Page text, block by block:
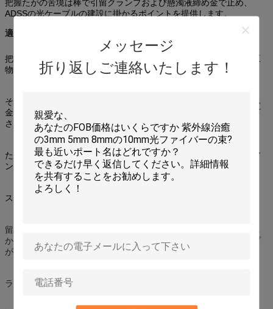
メッセージ
折り返しご連絡いたします！
把握たがの苦境は棒で引留クランプおよび懸濁液締め金で止め、
ADSSの光ケーブルの建設に掛かるポイントを提供します。
適用:
把握たがはまたはいわゆる材料を使用することで別の物質的な人工
物をwaling。
それは締める物に属します。板、翼、版、ボルトおよび内部はさみ
金を補強しているレイチェルの連結によってたが装置を包含して下
さい。
たがによい変化がの、容認のたがケーブル、電柱の容認のたが、ア
ンカーたが、メッセンジャー ワイヤーたがあります、
ステンレス鋼のたがは比較的によく見られます。
留め具クランプは鋼鉄タワーまたは棒の異なったクランプを修理し
か、または接続できます。それに棒のタイプおよびタワーのタイプ
があります
ライン特徴に従って。